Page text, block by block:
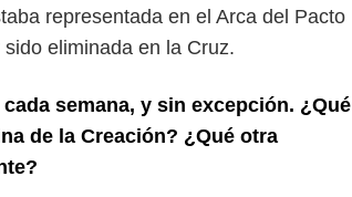
representada en el Arca del Pacto
sido eliminada en la Cruz.
semana, y sin excepción. ¿Qué
de la Creación? ¿Qué otra